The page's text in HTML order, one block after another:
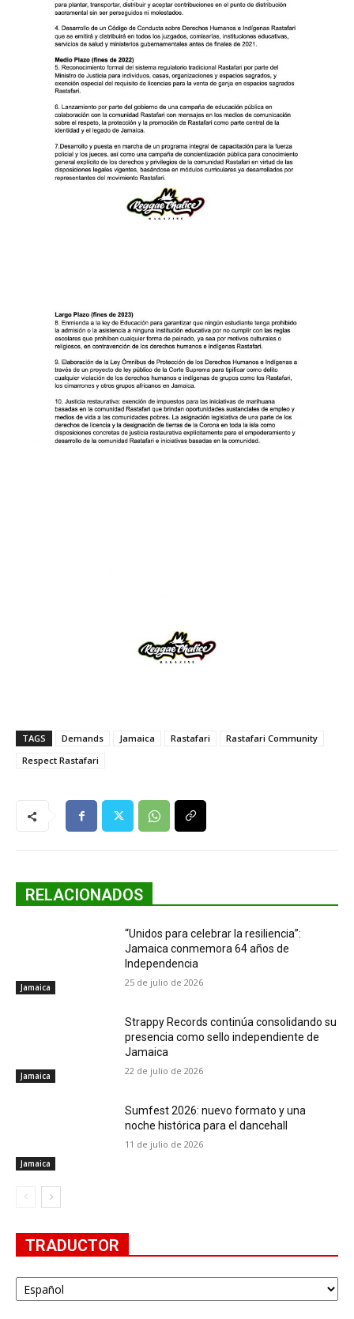
TAGS Demands Jamaica Rastafari
Rastafari Community
Respect Rastafari
RELACIONADOS
Jamaica
“Unidos para celebrar la resiliencia”:
Jamaica conmemora 64 años de
Independencia
25 de julio de 2026
Jamaica
Strappy Records continúa consolidando su
presencia como sello independiente de
Jamaica
22 de julio de 2026
Jamaica
Sumfest 2026: nuevo formato y una
noche histórica para el dancehall
11 de julio de 2026
TRADUCTOR